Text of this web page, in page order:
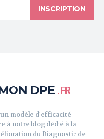
INSCRIPTION
DPE .FR
modèle d'efficacité
à notre blog dédié à la
du Diagnostic de